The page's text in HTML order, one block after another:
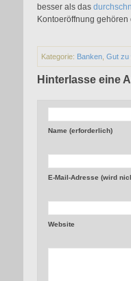
besser als das
Kontoeröffnung
Kategorie: Banken Gut zu
Hinterlasse eine
Name (erforderlich)
E-Mail-Adresse (wird
Website